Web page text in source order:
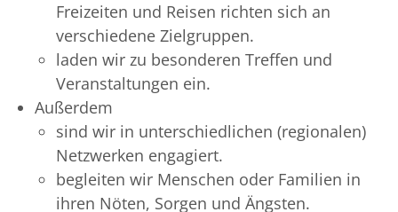
Freizeiten und Reisen richten sich an
verschiedene Zielgruppen.
laden wir zu besonderen Treffen und
Veranstaltungen ein.
Außerdem
sind wir in unterschiedlichen (regionalen)
Netzwerken engagiert.
begleiten wir Menschen oder Familien in
ihren Nöten, Sorgen und Ängsten.